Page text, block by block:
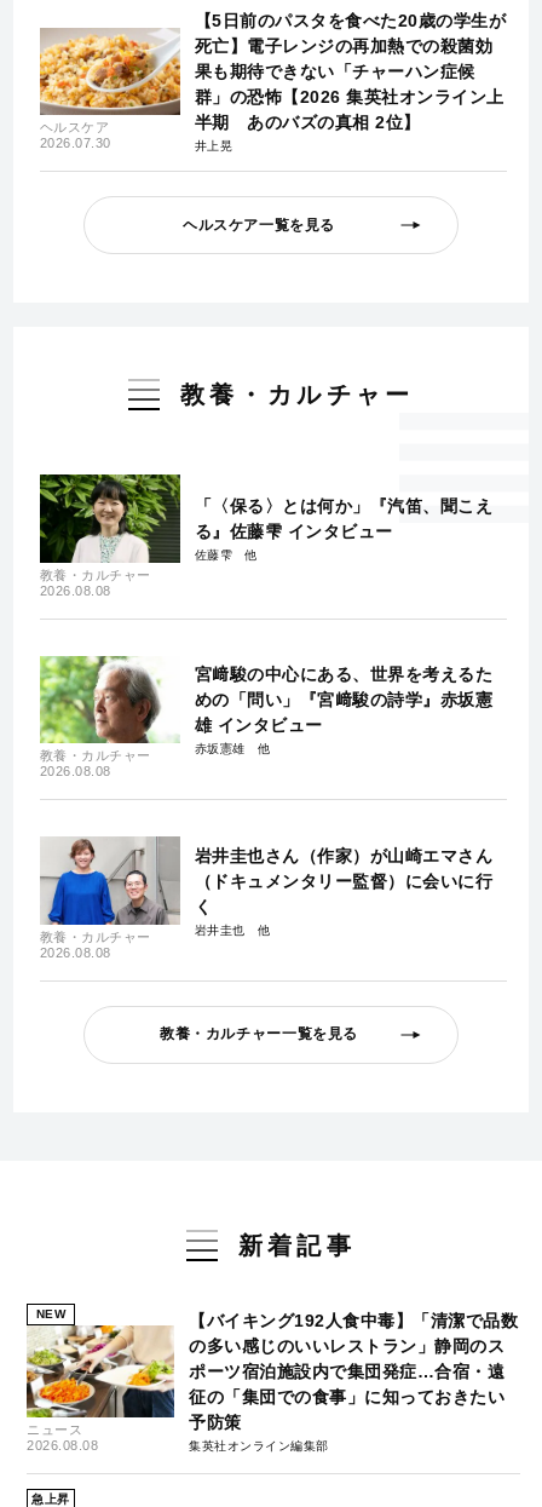
ヘルスケア
2026.07.30
【5日前のパスタを食べた20歳の学生が
死亡】電子レンジの再加熱での殺菌効
果も期待できない「チャーハン症候
群」の恐怖【2026 集英社オンライン上
半期 あのバズの真相 2位】
井上晃
ヘルスケア一覧を見る
教養・カルチャー
教養・カルチャー
2026.08.08
「〈保る〉とは何か」『汽笛、聞こえ
る』佐藤雫 インタビュー
佐藤雫
教養・カルチャー
2026.08.08
宮﨑駿の中心にある、世界を考えるた
めの「問い」『宮﨑駿の詩学』赤坂憲
雄 インタビュー
赤坂憲雄
教養・カルチャー
2026.08.08
岩井圭也さん（作家）が山崎エマさん
（ドキュメンタリー監督）に会いに行
く
岩井圭也
教養・カルチャー一覧を見る
新着記事
NEW
ニュース
2026.08.08
【バイキング192人食中毒】「清潔で品数
の多い感じのいいレストラン」静岡のス
ポーツ宿泊施設内で集団発症…合宿・遠
征の「集団での食事」に知っておきたい
予防策
集英社オンライン編集部
急上昇